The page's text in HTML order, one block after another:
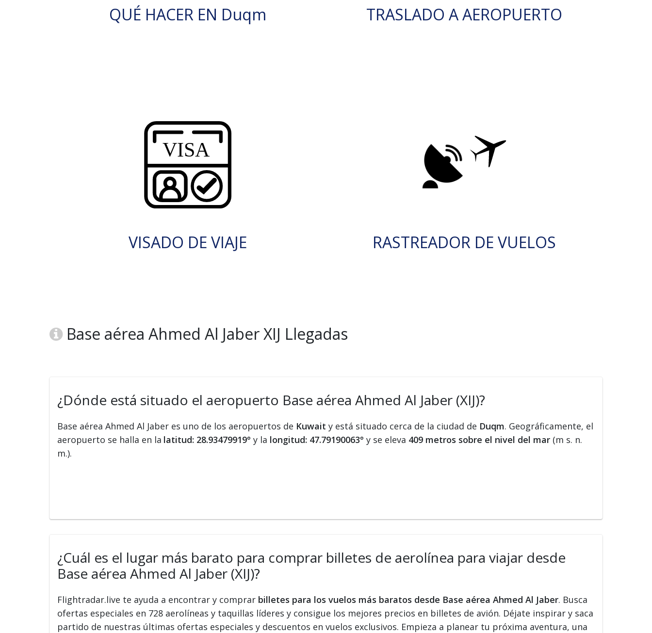
QUÉ HACER EN Duqm TRASLADO A AEROPUERTO
VISADO DE VIAJE RASTREADOR DE VUELOS
Base aérea Ahmed Al Jaber XIJ Llegadas
¿Dónde está situado el aeropuerto Base aérea Ahmed Al Jaber (XIJ)?
Base aérea Ahmed Al Jaber es uno de los aeropuertos de Kuwait y está situado cerca de la ciudad de Duqm. Geográficamente, el
aeropuerto se halla en la latitud: 28.93479919° y la longitud: 47.79190063° y se eleva 409 metros sobre el nivel del mar (m s. n.
m.).
¿Cuál es el lugar más barato para comprar billetes de aerolínea para viajar desde
Base aérea Ahmed Al Jaber (XIJ)?
Flightradar.live te ayuda a encontrar y comprar billetes para los vuelos más baratos desde Base aérea Ahmed Al Jaber. Busca
ofertas especiales en 728 aerolíneas y taquillas líderes y consigue los mejores precios en billetes de avión. Déjate inspirar y saca
partido de nuestras últimas ofertas especiales y descuentos en vuelos exclusivos. Empieza a planear tu próxima aventura, una